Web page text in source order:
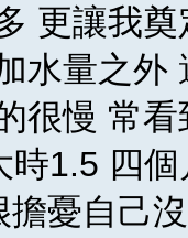
更讓我
水量之外
很慢 常
時1.5 四
憂自己